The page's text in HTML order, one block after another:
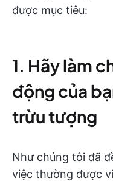
được mục tiêu:
1. Hãy làm
động của
trừu tượng
Như chúng tôi đã
việc thường được